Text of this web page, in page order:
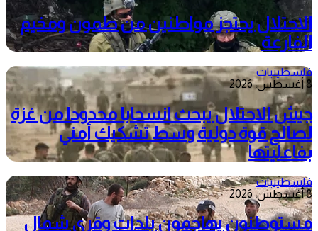
الاحتلال يحتجز مواطنين من طمون ومخيم
الفارعة
فلسطينيات
8 أغسطس، 2026
جيش الاحتلال يبحث انسحابا محدودا من غزة
لصالح قوة دولية وسط تشكيك أمني
بفاعليتها
فلسطينيات
8 أغسطس، 2026
مستوطنون يهاجمون بلدات وقرى شمال